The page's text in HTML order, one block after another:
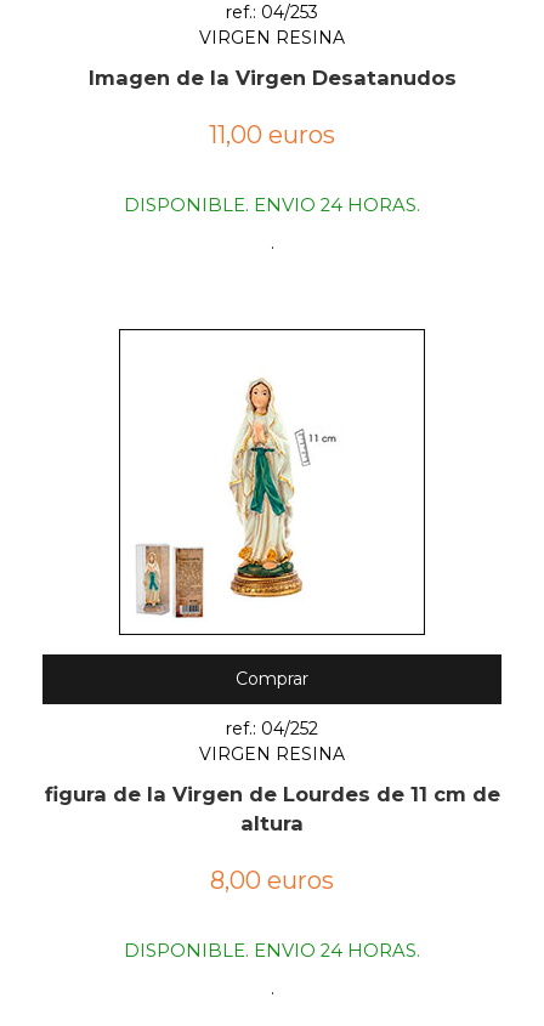
ref.: 04/253
VIRGEN RESINA
Imagen de la Virgen Desatanudos
11,00 euros
DISPONIBLE. ENVIO 24 HORAS.
.
Comprar
ref.: 04/252
VIRGEN RESINA
figura de la Virgen de Lourdes de 11 cm de
altura
8,00 euros
DISPONIBLE. ENVIO 24 HORAS.
.